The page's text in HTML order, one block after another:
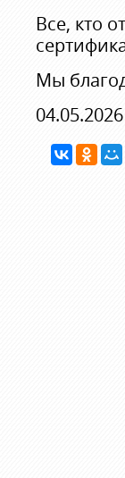
Все, кто
Мы
04.05.2026